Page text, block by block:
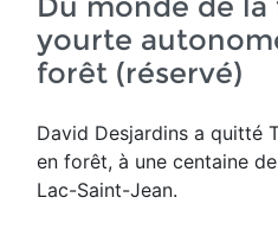
yourte
forêt (réservé)
David Desjardins a quitté
en forêt, à une centaine
Lac-Saint-Jean.